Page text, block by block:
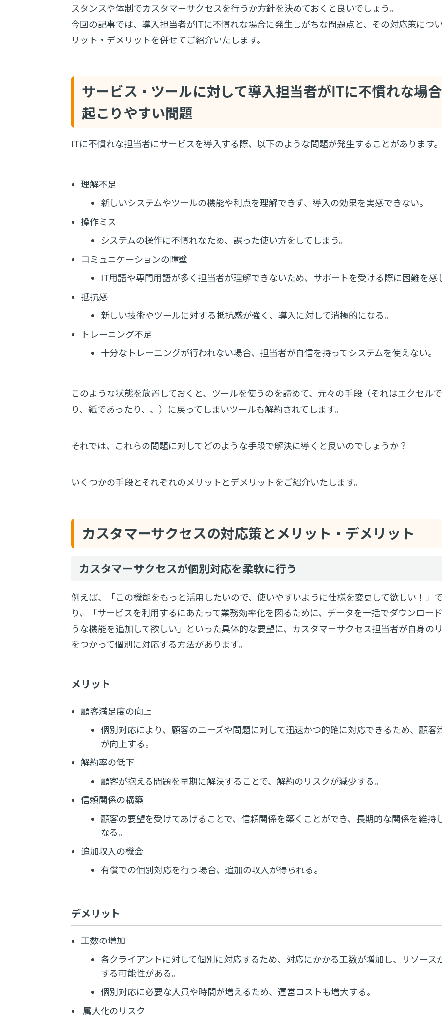
スタンスや体制でカスタマーサクセスを行うか方針を決めておくと良いでしょう。
今回の記事では、導入担当者がITに不慣れな場合に発生しがちな問題点と、その対応策につ
リット・デメリットを併せてご紹介いたします。
サービス・ツールに対して導入担当者がITに不慣れな場
起こりやすい問題
ITに不慣れな担当者にサービスを導入する際、以下のような問題が発生することがあります。
理解不足
新しいシステムやツールの機能や利点を理解できず、導入の効果を実感できない。
操作ミス
システムの操作に不慣れなため、誤った使い方をしてしまう。
コミュニケーションの障壁
IT用語や専門用語が多く担当者が理解できないため、サポートを受ける際に困難を感
抵抗感
新しい技術やツールに対する抵抗感が強く、導入に対して消極的になる。
トレーニング不足
十分なトレーニングが行われない場合、担当者が自信を持ってシステムを使えない。
このような状態を放置しておくと、ツールを使うのを諦めて、元々の手段（それはエクセル
り、紙であったり、、）に戻ってしまいツールも解約されてします。
それでは、これらの問題に対してどのような手段で解決に導くと良いのでしょうか？
いくつかの手段とそれぞれのメリットとデメリットをご紹介いたします。
カスタマーサクセスの対応策とメリット・デメリット
カスタマーサクセスが個別対応を柔軟に行う
例えば、「この機能をもっと活用したいので、使いやすいように仕様を変更して欲しい！」
り、「サービスを利用するにあたって業務効率化を図るために、データを一括でダウンロー
うな機能を追加して欲しい」といった具体的な要望に、カスタマーサクセス担当者が自身の
をつかって個別に対応する方法があります。
メリット
顧客満足度の向上
個別対応により、顧客のニーズや問題に対して迅速かつ的確に対応できるため、顧客
が向上する。
解約率の低下
顧客が抱える問題を早期に解決することで、解約のリスクが減少する。
信頼関係の構築
顧客の要望を受けてあげることで、信頼関係を築くことができ、長期的な関係を維持
なる。
追加収入の機会
有償での個別対応を行う場合、追加の収入が得られる。
デメリット
工数の増加
各クライアントに対して個別に対応するため、対応にかかる工数が増加し、リソース
する可能性がある。
個別対応に必要な人員や時間が増えるため、運営コストも増大する。
属人化のリスク